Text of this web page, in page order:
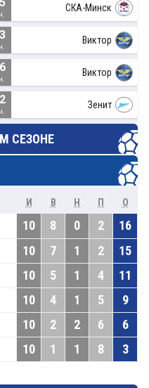
СКА-Минск
Виктор
Виктор
Зенит
СЕЗОНЕ
И В Н П О
10 8 0 2
16
10 7 1 2
15
10 5 1 4
11
10 4 1 5
9
10 2 2 6
6
10 1 1 8 3